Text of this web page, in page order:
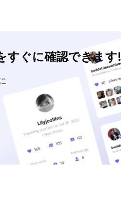
すぐに確認できます!